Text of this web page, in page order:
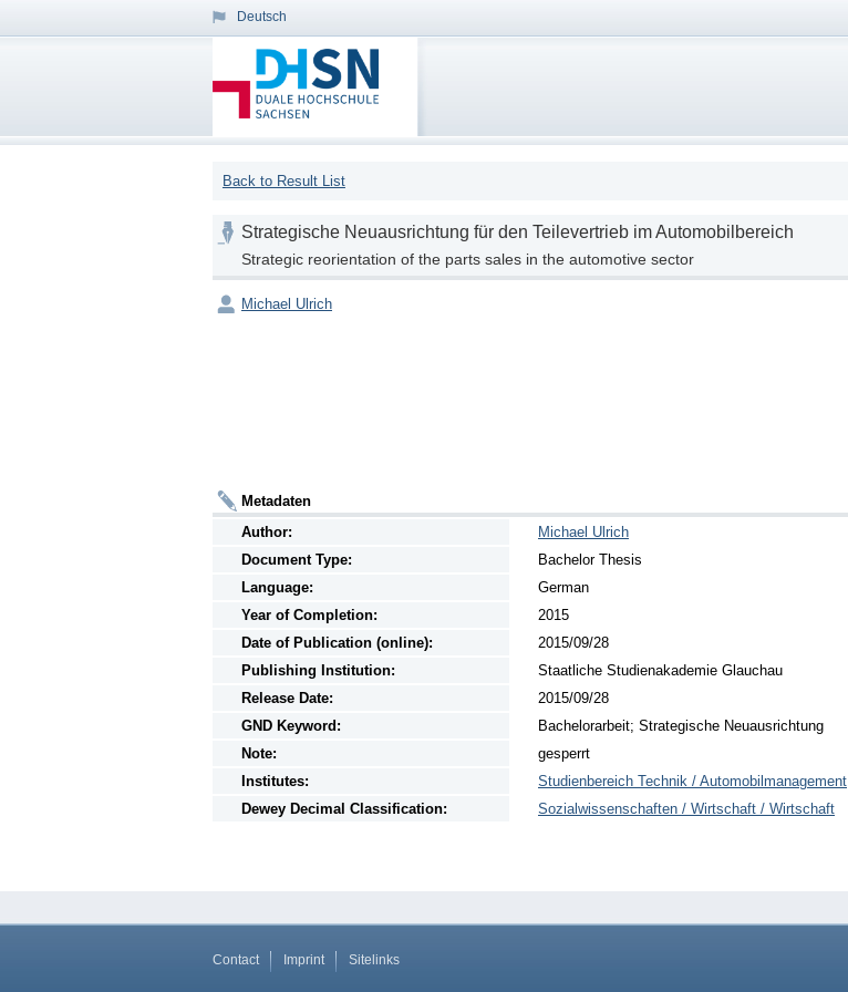
Deutsch
Back to Result List
Strategische Neuausrichtung für den Teilevertrieb im Automobilbereich
Strategic reorientation of the parts sales in the automotive sector
Michael Ulrich
Metadaten
Author:
Michael Ulrich
Document Type:
Bachelor Thesis
Language:
German
Year of Completion:
2015
Date of Publication (online):
2015/09/28
Publishing Institution:
Staatliche Studienakademie Glauchau
Release Date:
2015/09/28
GND Keyword:
Bachelorarbeit; Strategische Neuausrichtung
Note:
gesperrt
Institutes:
Studienbereich Technik / Automobilmanagement
Dewey Decimal Classification:
Sozialwissenschaften / Wirtschaft / Wirtschaft
Contact Imprint Sitelinks